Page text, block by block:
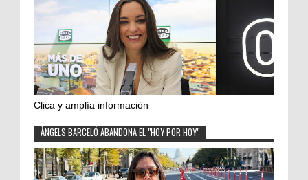
Clica y amplía información
ÀNGELS BARCELÓ ABANDONA EL "HOY POR HOY"